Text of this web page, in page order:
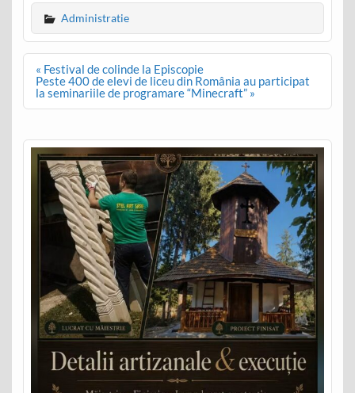
Administratie
Post
navigation
« Festival de colinde la Episcopie
Peste 400 de elevi de liceu din România au participat
la seminariile de programare “Minecraft” »